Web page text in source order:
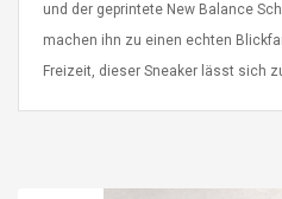
Color
1.9% 6
Womens
$
und der geprintete New Balance
machen ihn zu einen echten
Freizeit, dieser Sneaker lässt sich